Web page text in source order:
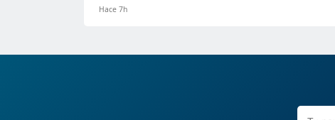
Hace 7h